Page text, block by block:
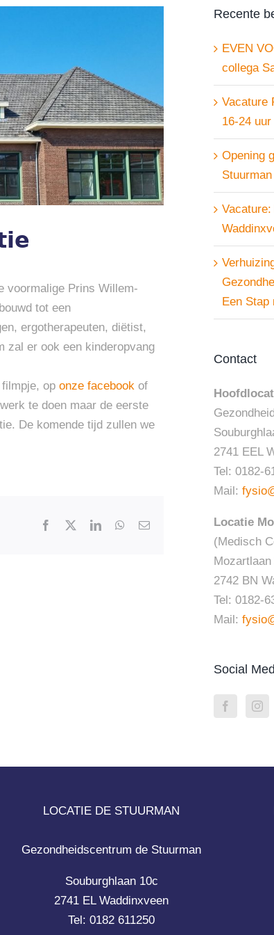
voormalige Prins Willem-
tot een
ergotherapeuten, diëtist,
zal er ook een kinderopvang
op onze facebook of
te doen maar de eerste
De komende tijd zullen we
Facebook LinkedInWhatsApp
E-
Recente
EVEN
collega
Vacature
16-24 uur
Opening
Stuurman
Een Stap
Contact
2741 EEL
Tel: 0182-
Mail:
Locatie
(Medisch
Mozartlaan
2742 BN
Tel: 0182-
Mail:
Social
LOCATIE DE STUURMAN
Gezondheidscentrum de Stuurman
Souburghlaan 10c
2741 EL Waddinxveen
Tel: 0182 611250